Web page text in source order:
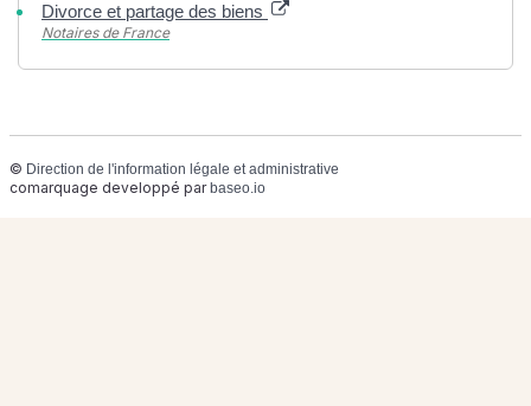
Divorce et partage des biens
Notaires de France
© Direction de l'information légale et administrative
comarquage developpé parbaseo.io